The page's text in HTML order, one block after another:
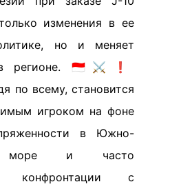
изменения в ее
но и меняет
в регионе. 🇮🇩⚔️❗
по всему, становится
игроком на фоне
в Южно-
море и часто
конфронтации с